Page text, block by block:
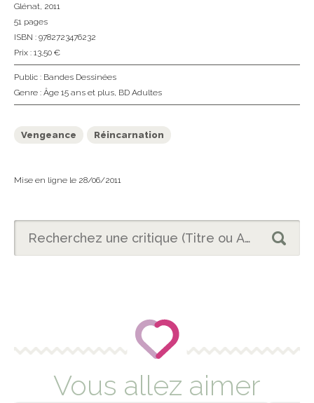
Glénat, 2011
51 pages
ISBN : 9782723476232
Prix : 13,50 €
Public : Bandes Dessinées
Genre : Âge 15 ans et plus, BD Adultes
Vengeance Réincarnation
Mise en ligne le 28/06/2011
Vous allez aimer